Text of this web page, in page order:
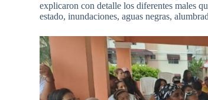
explicaron con detalle los diferentes males
estado, inundaciones, aguas negras,